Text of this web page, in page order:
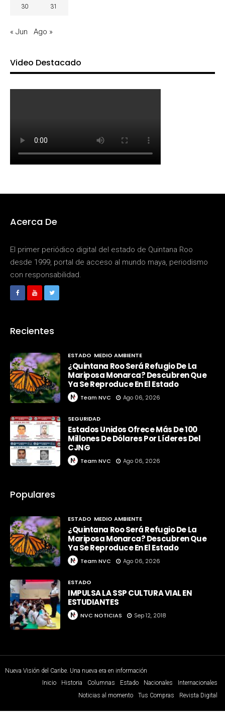
30 31
« Jun Ago »
Video Destacado
Acerca De
El primer periódico digital del estado de Quintana Roo
desde 1999, portal de acceso al mundo maya, periodismo
con responsabilidad.
Recientes
ESTADO MEDIO AMBIENTE
¿Quintana Roo Será Refugio De La
Mariposa Monarca? Descubren Que
Ya Se Reproduce En El Estado
Team NVC Ago 06, 2026
SEGURIDAD
Estados Unidos Ofrece Más De 100
Millones De Dólares Por Líderes Del
CJNG
Team NVC Ago 06, 2026
Populares
ESTADO MEDIO AMBIENTE
¿Quintana Roo Será Refugio De La
Mariposa Monarca? Descubren Que
Ya Se Reproduce En El Estado
Team NVC Ago 06, 2026
ESTADO
IMPULSA LA SSP CULTURA VIAL EN
ESTUDIANTES
NVC NOTICIAS Sep 12, 2018
Nueva Visión del Caribe. Una nueva era en información
Inicio
Historia Columnas Estado Nacionales
Internacionales
Noticias al momento
Tus Compras Revista Digital